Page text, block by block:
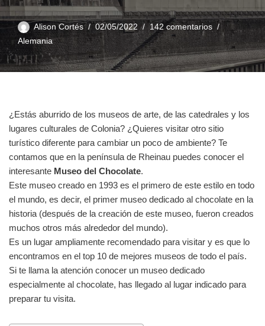
Alison Cortés 02/05/2022
142 comentarios
Alemania
¿Estás aburrido de los museos de arte, de las catedrales y los
lugares culturales de Colonia? ¿Quieres visitar otro sitio
turístico diferente para cambiar un poco de ambiente? Te
contamos que en la península de Rheinau puedes conocer el
interesante Museo del Chocolate.
Este museo creado en 1993 es el primero de este estilo en todo
el mundo, es decir, el primer museo dedicado al chocolate en la
historia (después de la creación de este museo, fueron creados
muchos otros más alrededor del mundo).
Es un lugar ampliamente recomendado para visitar y es que lo
encontramos en el top 10 de mejores museos de todo el país.
Si te llama la atención conocer un museo dedicado
especialmente al chocolate, has llegado al lugar indicado para
preparar tu visita.